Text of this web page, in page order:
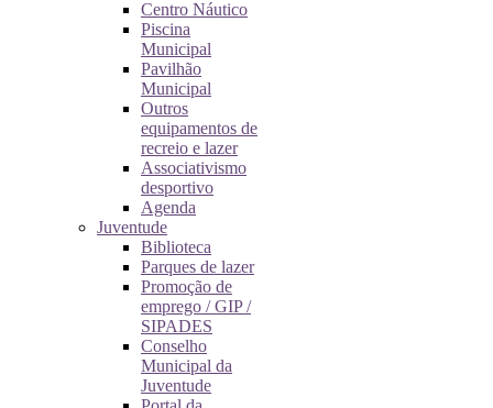
Centro Náutico
Piscina
Municipal
Pavilhão
Municipal
Outros
equipamentos de
recreio e lazer
Associativismo
desportivo
Agenda
Juventude
Biblioteca
Parques de lazer
Promoção de
emprego / GIP /
SIPADES
Conselho
Municipal da
Juventude